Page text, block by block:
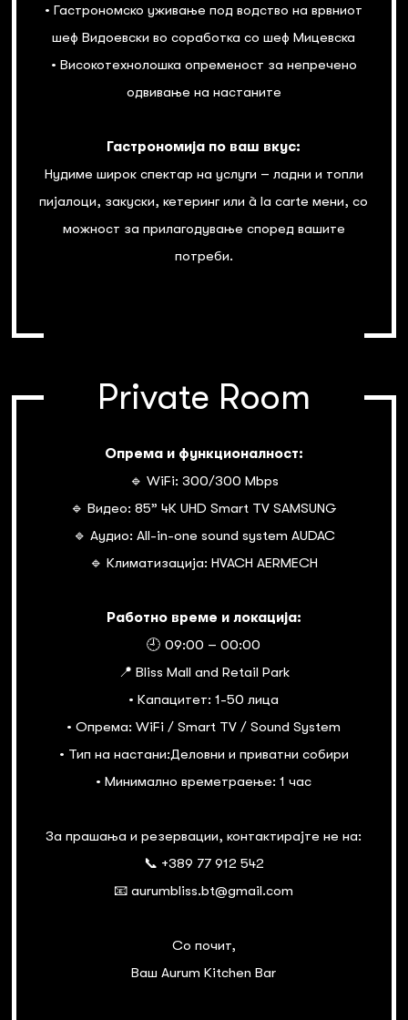
• Гастрономско уживање под водство на врвниот
шеф Видоевски во соработка со шеф Мицевска
• Високотехнолошка опременост за непречено
одвивање на настаните
Гастрономија по ваш вкус:
Нудиме широк спектар на услуги – ладни и топли
пијалоци, закуски, кетеринг или à la carte мени, со
можност за прилагодување според вашите
потреби.
Private Room
Опрема и функционалност:
🔹 WiFi: 300/300 Mbps
🔹 Видео: 85” 4К UHD Smart TV SAMSUNG
🔹 Аудио: All-in-one sound system AUDAC
🔹 Климатизација: HVACH AERMECH
Работно време и локација:
🕘 09:00 – 00:00
📍 Bliss Mall and Retail Park
• Капацитет: 1-50 лица
• Опрема: WiFi / Smart TV / Sound System
• Тип на настани:Деловни и приватни собири
• Минимално времетраење: 1 час
За прашања и резервации, контактирајте не на:
📞 +389 77 912 542
📧 aurumbliss.bt@gmail.com
Со почит,
Ваш Aurum Kitchen Bar